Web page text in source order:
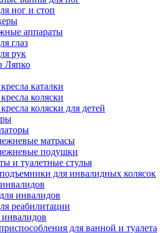
ног и стоп
аппараты
глаз
рук
Ляпко
каталки
коляски
коляски для детей
матрасы
подушки
и туалетные стулья
для инвалидных колясок
инвалидов
реабилитации
для ванной и туалета